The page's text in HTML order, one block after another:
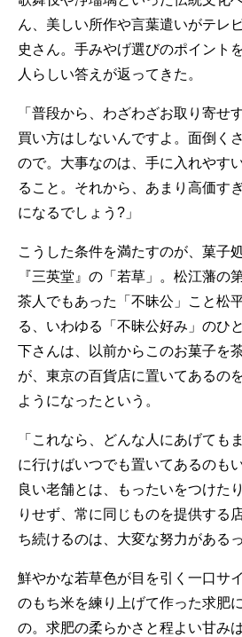
ん、美しい所作や言葉遣いがテレ
史さん。手みやげ選びのポイント
人らしい答えが返ってきた。
「普段から、わざわざお取り寄せ
買い方はしないんですよ。面倒く
ので。大事なのは、手に入れやす
ること。それから、あまり高価す
になるでしょう?」
こうした条件を満たすのが、菓子
『三英堂』の「若草」。松江藩の
茶人でもあった「不昧公」こと松
る、いわゆる「不昧公好み」のひ
下さんは、以前からこのお菓子を
が、東京の百貨店に置いてあるの
ようになったという。
「これなら、どんな人にあげても
に行けばいつでも置いてあるのも
良い老舗とは、もったいをつけた
りせず、常に同じものを提供する
ち続けるのは、大変な努力がある
鮮やかな若草色が目を引く一口サ
のもち米を練り上げて作った求肥
の。求肥の柔らかさと程よい甘み